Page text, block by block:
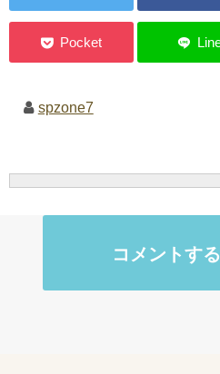
spzone7
コメントする